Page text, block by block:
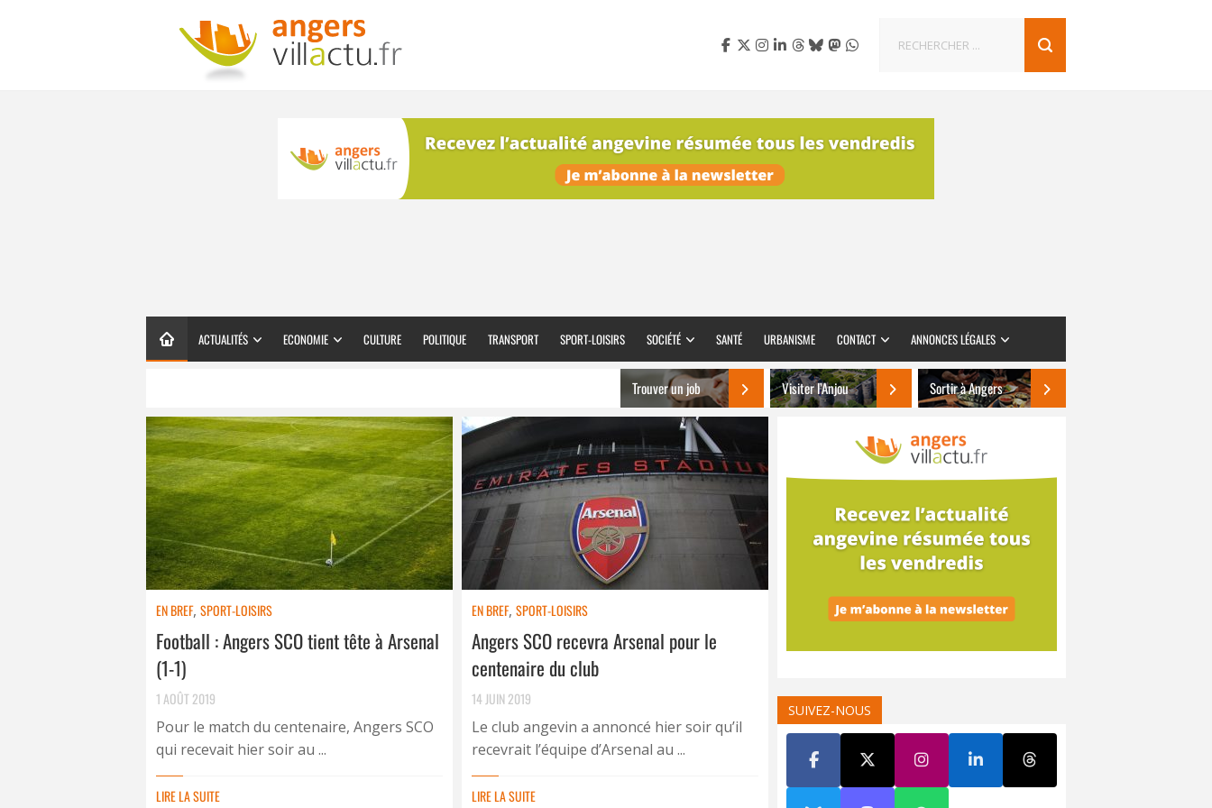
ACTUALITÉS ECONOMIE CULTURE POLITIQUE TRANSPORT SPORT-LOISIRS SOCIÉTÉ SANTÉ URBANISME CONTACT ANNONCES LÉGALES
Trouver un job Visiter l’Anjou Sortir à Angers
EN BREF, SPORT-LOISIRS
Football : Angers SCO tient tête à Arsenal
(1-1)
1 AOÛT 2019
Pour le match du centenaire, Angers SCO
qui recevait hier soir au ...
LIRE LA SUITE
EN BREF, SPORT-LOISIRS
Angers SCO recevra Arsenal pour le
centenaire du club
14 JUIN 2019
Le club angevin a annoncé hier soir qu’il
recevrait l’équipe d’Arsenal au ...
LIRE LA SUITE
SUIVEZ-NOUS